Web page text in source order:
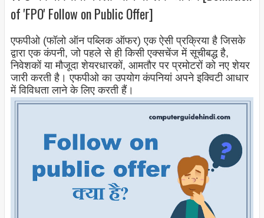
of 'FPO' Follow on Public Offer]
एफपीओ (फॉलो ऑन पब्लिक ऑफर) एक ऐसी प्रक्रिया है जिसके
द्वारा एक कंपनी, जो पहले से ही किसी एक्सचेंज में सूचीबद्ध है,
निवेशकों या मौजूदा शेयरधारकों, आमतौर पर प्रमोटरों को नए शेयर
जारी करती है। एफपीओ का उपयोग कंपनियां अपने इक्विटी आधार
में विविधता लाने के लिए करती हैं।